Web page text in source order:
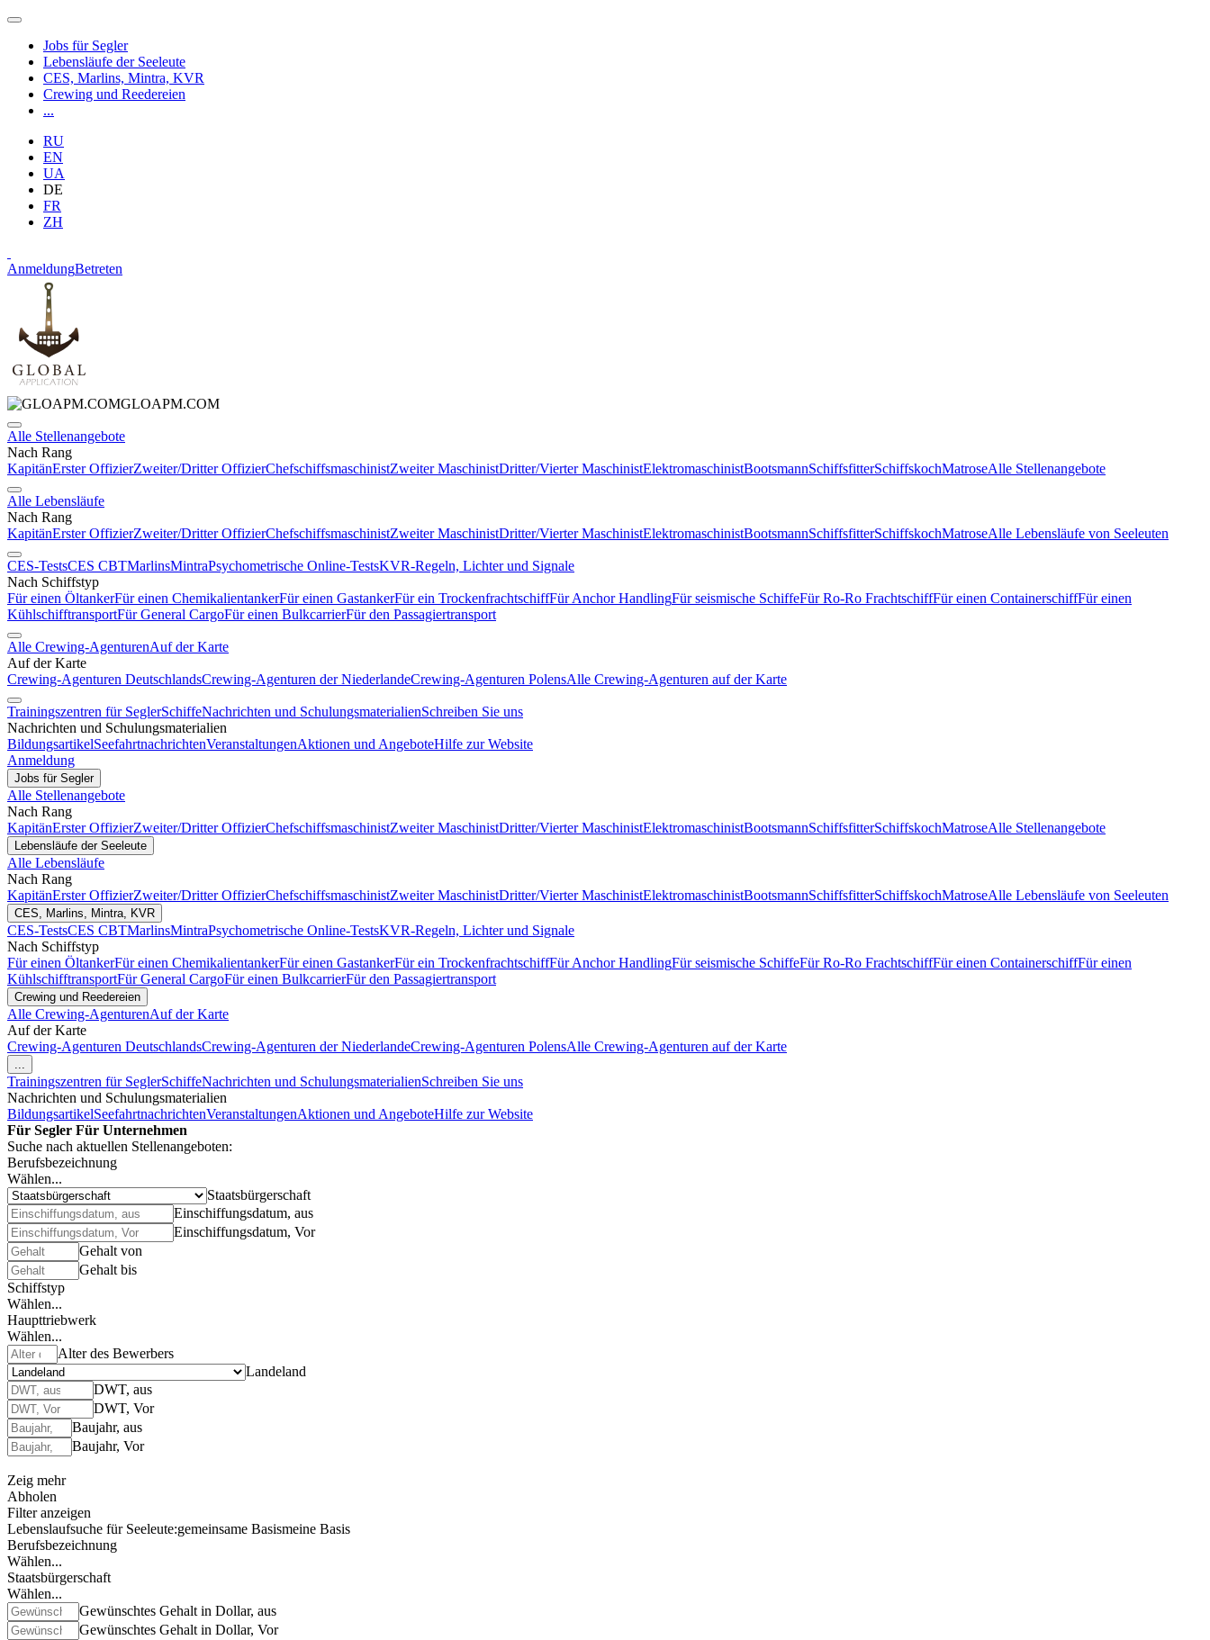
Jobs für Segler
Lebensläufe der Seeleute
CES, Marlins, Mintra, KVR
Crewing und Reedereien
...
RU
EN
UA
DE
FR
ZH
AnmeldungBetreten
GLOAPM.COM
Alle Stellenangebote
Nach Rang
KapitänErster OffizierZweiter/Dritter OffizierChefschiffsmaschinistZweiter MaschinistDritter/Vierter MaschinistElektromaschinistBootsmannSchiffsfitterSchiffskochMatroseAlle Stellenangebote
Alle Lebensläufe
Nach Rang
KapitänErster OffizierZweiter/Dritter OffizierChefschiffsmaschinistZweiter MaschinistDritter/Vierter MaschinistElektromaschinistBootsmannSchiffsfitterSchiffskochMatroseAlle Lebensläufe von Seeleuten
CES-TestsCES CBTMarlinsMintraPsychometrische Online-TestsKVR-Regeln, Lichter und Signale
Nach Schiffstyp
Für einen ÖltankerFür einen ChemikalientankerFür einen GastankerFür ein TrockenfrachtschiffFür Anchor HandlingFür seismische SchiffeFür Ro-Ro FrachtschiffFür einen ContainerschiffFür einen
KühlschifftransportFür General CargoFür einen BulkcarrierFür den Passagiertransport
Alle Crewing-AgenturenAuf der Karte
Auf der Karte
Crewing-Agenturen DeutschlandsCrewing-Agenturen der NiederlandeCrewing-Agenturen PolensAlle Crewing-Agenturen auf der Karte
Trainingszentren für SeglerSchiffeNachrichten und SchulungsmaterialienSchreiben Sie uns
Nachrichten und Schulungsmaterialien
BildungsartikelSeefahrtnachrichtenVeranstaltungenAktionen und AngeboteHilfe zur Website
Anmeldung
Jobs für Segler
Alle Stellenangebote
Nach Rang
KapitänErster OffizierZweiter/Dritter OffizierChefschiffsmaschinistZweiter MaschinistDritter/Vierter MaschinistElektromaschinistBootsmannSchiffsfitterSchiffskochMatroseAlle Stellenangebote
Lebensläufe der Seeleute
Alle Lebensläufe
Nach Rang
KapitänErster OffizierZweiter/Dritter OffizierChefschiffsmaschinistZweiter MaschinistDritter/Vierter MaschinistElektromaschinistBootsmannSchiffsfitterSchiffskochMatroseAlle Lebensläufe von Seeleuten
CES, Marlins, Mintra, KVR
CES-TestsCES CBTMarlinsMintraPsychometrische Online-TestsKVR-Regeln, Lichter und Signale
Nach Schiffstyp
Für einen ÖltankerFür einen ChemikalientankerFür einen GastankerFür ein TrockenfrachtschiffFür Anchor HandlingFür seismische SchiffeFür Ro-Ro FrachtschiffFür einen ContainerschiffFür einen
KühlschifftransportFür General CargoFür einen BulkcarrierFür den Passagiertransport
Crewing und Reedereien
Alle Crewing-AgenturenAuf der Karte
Auf der Karte
Crewing-Agenturen DeutschlandsCrewing-Agenturen der NiederlandeCrewing-Agenturen PolensAlle Crewing-Agenturen auf der Karte
...
Trainingszentren für SeglerSchiffeNachrichten und SchulungsmaterialienSchreiben Sie uns
Nachrichten und Schulungsmaterialien
BildungsartikelSeefahrtnachrichtenVeranstaltungenAktionen und AngeboteHilfe zur Website
Für Segler Für Unternehmen
Suche nach aktuellen Stellenangeboten:
Berufsbezeichnung
Wählen...
Staatsbürgerschaft
Einschiffungsdatum, aus
Einschiffungsdatum, Vor
Gehalt von
Gehalt bis
Schiffstyp
Wählen...
Haupttriebwerk
Wählen...
Alter des Bewerbers
Landeland
DWT, aus
DWT, Vor
Baujahr, aus
Baujahr, Vor
Zeig mehr
Abholen
Filter anzeigen
Lebenslaufsuche für Seeleute:gemeinsame Basismeine Basis
Berufsbezeichnung
Wählen...
Staatsbürgerschaft
Wählen...
Gewünschtes Gehalt in Dollar, aus
Gewünschtes Gehalt in Dollar, Vor